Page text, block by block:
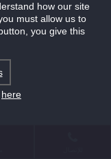
how our site
must allow us to
you give this
here